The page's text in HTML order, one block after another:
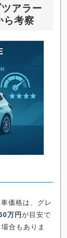
アラー
ら考察
価格は、グレ
万円が目安で
合もありま